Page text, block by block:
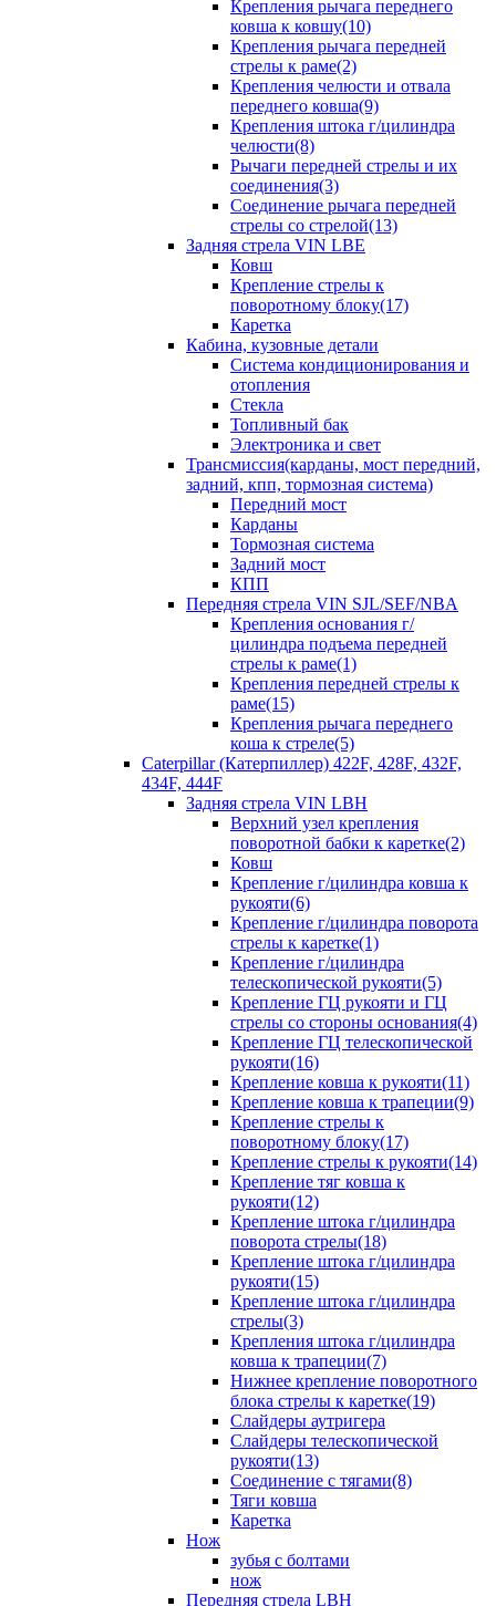
Крепления рычага переднего
ковша к ковшу(10)
Крепления рычага передней
стрелы к раме(2)
Крепления челюсти и отвала
переднего ковша(9)
Крепления штока г/цилиндра
челюсти(8)
Рычаги передней стрелы и их
соединения(3)
Соединение рычага передней
стрелы со стрелой(13)
Задняя стрела VIN LBE
Ковш
Крепление стрелы к
поворотному блоку(17)
Каретка
Кабина, кузовные детали
Система кондиционирования и
отопления
Стекла
Топливный бак
Электроника и свет
Трансмиссия(карданы, мост передний,
задний, кпп, тормозная система)
Передний мост
Карданы
Тормозная система
Задний мост
КПП
Передняя стрела VIN SJL/SEF/NBA
Крепления основания г/
цилиндра подъема передней
стрелы к раме(1)
Крепления передней стрелы к
раме(15)
Крепления рычага переднего
коша к стреле(5)
Caterpillar (Катерпиллер) 422F, 428F, 432F,
434F, 444F
Задняя стрела VIN LBH
Верхний узел крепления
поворотной бабки к каретке(2)
Ковш
Крепление г/цилиндра ковша к
рукояти(6)
Крепление г/цилиндра поворота
стрелы к каретке(1)
Крепление г/цилиндра
телескопической рукояти(5)
Крепление ГЦ рукояти и ГЦ
стрелы со стороны основания(4)
Крепление ГЦ телескопической
рукояти(16)
Крепление ковша к рукояти(11)
Крепление ковша к трапеции(9)
Крепление стрелы к
поворотному блоку(17)
Крепление стрелы к рукояти(14)
Крепление тяг ковша к
рукояти(12)
Крепление штока г/цилиндра
поворота стрелы(18)
Крепление штока г/цилиндра
рукояти(15)
Крепление штока г/цилиндра
стрелы(3)
Крепления штока г/цилиндра
ковша к трапеции(7)
Нижнее крепление поворотного
блока стрелы к каретке(19)
Слайдеры аутригера
Слайдеры телескопической
рукояти(13)
Соединение с тягами(8)
Тяги ковша
Каретка
Нож
зубья с болтами
нож
Передняя стрела LBH